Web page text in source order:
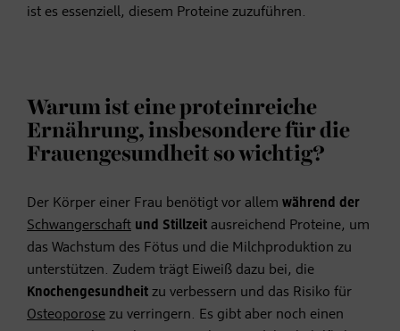
ist es essenziell, diesem Proteine zuzuführen.
Warum ist eine proteinreiche
Ernährung, insbesondere für die
Frauengesundheit so wichtig?
Der Körper einer Frau benötigt vor allem während der
Schwangerschaft und Stillzeit ausreichend Proteine, um
das Wachstum des Fötus und die Milchproduktion zu
unterstützen. Zudem trägt Eiweiß dazu bei, die
Knochengesundheit zu verbessern und das Risiko für
Osteoporose zu verringern. Es gibt aber noch einen